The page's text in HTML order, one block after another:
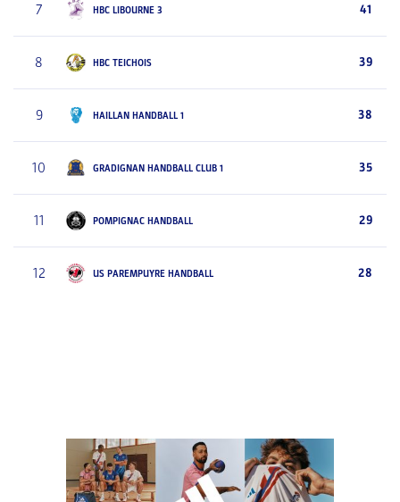
7 HBC LIBOURNE 3 41
8 HBC TEICHOIS 39
9 HAILLAN HANDBALL 1 38
10 GRADIGNAN HANDBALL CLUB 1 35
11 POMPIGNAC HANDBALL 29
12 US PAREMPUYRE HANDBALL 28